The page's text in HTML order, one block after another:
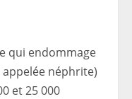
qui endommage
néphrite)
et 25 000